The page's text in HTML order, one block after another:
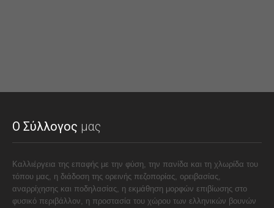
Ο Σύλλογος μας
Καλλιέργεια της επαφής με την φύση, την πανίδα και τη χλωρίδα του
τόπου μας, η διάδοση της ορεινής πεζοπορίας, ορειβασίας,
αναρρίχησης και ποδηλασίας, η εκμάθηση μορφών επιβίωσης στο
φυσικό περιβάλλον, η προστασία του χώρου των ελληνικών βουνών